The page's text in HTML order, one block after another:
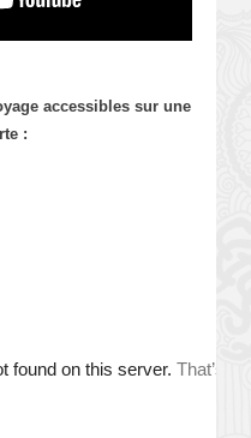
accessibles sur une
: